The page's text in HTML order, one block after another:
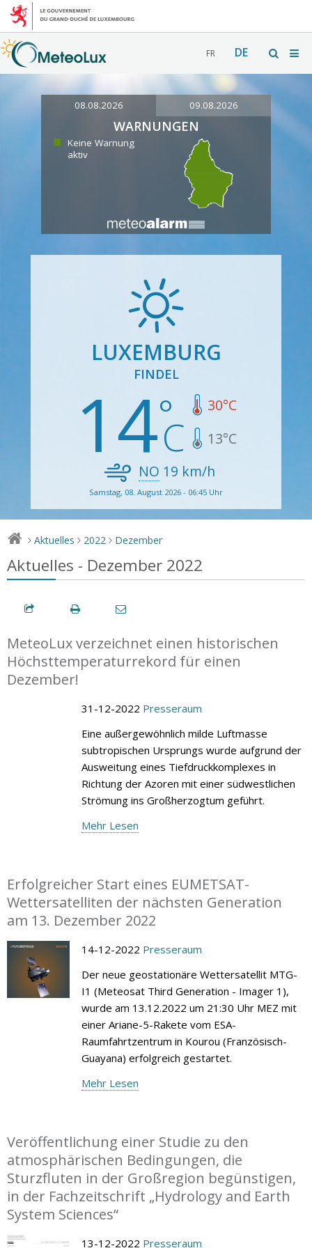
FR DE
08.08.2026 09.08.2026
WARNUNGEN
Keine Warnung
aktiv
LUXEMBURG
FINDEL
14 30°C
13°C
NO 19 km/h
Samstag, 08. August 2026 - 06:45 Uhr
> Aktuelles > 2022 > Dezember
Aktuelles - Dezember 2022
MeteoLux verzeichnet einen historischen
Höchsttemperaturrekord für einen
Dezember!
31-12-2022 Presseraum
Eine außergewöhnlich milde Luftmasse
subtropischen Ursprungs wurde aufgrund der
Ausweitung eines Tiefdruckkomplexes in
Richtung der Azoren mit einer südwestlichen
Strömung ins Großherzogtum geführt.
Mehr Lesen
Erfolgreicher Start eines EUMETSAT-
Wettersatelliten der nächsten Generation
am 13. Dezember 2022
14-12-2022 Presseraum
Der neue geostationäre Wettersatellit MTG-
I1 (Meteosat Third Generation - Imager 1),
wurde am 13.12.2022 um 21:30 Uhr MEZ mit
einer Ariane-5-Rakete vom ESA-
Raumfahrtzentrum in Kourou (Französisch-
Guayana) erfolgreich gestartet.
Mehr Lesen
Veröffentlichung einer Studie zu den
atmosphärischen Bedingungen, die
Sturzfluten in der Großregion begünstigen,
in der Fachzeitschrift „Hydrology and Earth
System Sciences“
13-12-2022 Presseraum